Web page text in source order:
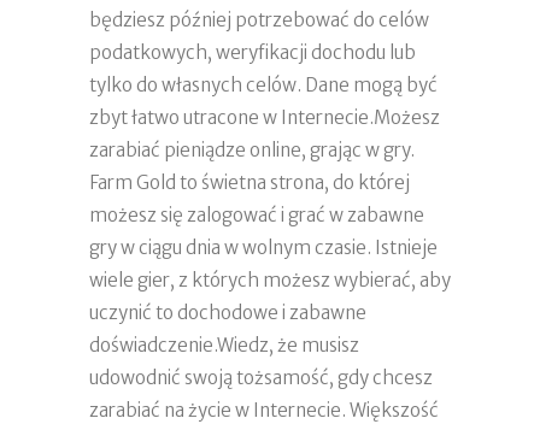
będziesz później potrzebować do celów
podatkowych, weryfikacji dochodu lub
tylko do własnych celów. Dane mogą być
zbyt łatwo utracone w Internecie.Możesz
zarabiać pieniądze online, grając w gry.
Farm Gold to świetna strona, do której
możesz się zalogować i grać w zabawne
gry w ciągu dnia w wolnym czasie. Istnieje
wiele gier, z których możesz wybierać, aby
uczynić to dochodowe i zabawne
doświadczenie.Wiedz, że musisz
udowodnić swoją tożsamość, gdy chcesz
zarabiać na życie w Internecie. Większość